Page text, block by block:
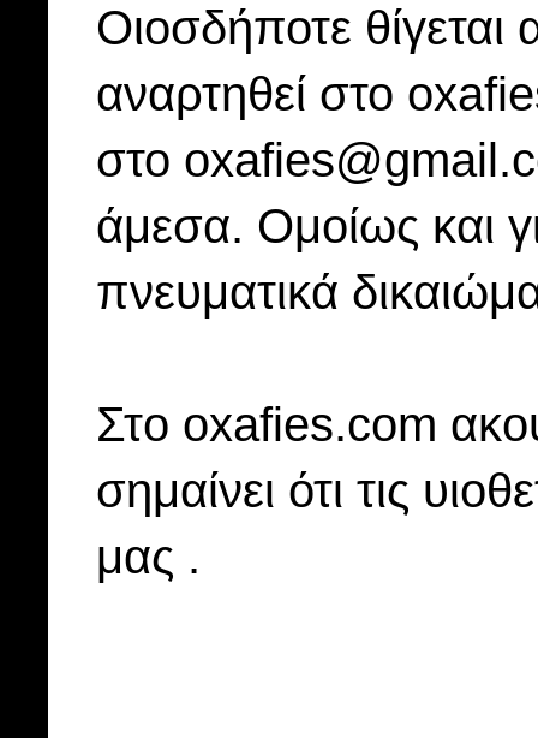
Οιοσδήποτε
αναρτηθεί στο
στο
άμεσα. Ομοίως και
πνευματικά
Στo oxafies.com
σημαίνει ότι τις
μας .